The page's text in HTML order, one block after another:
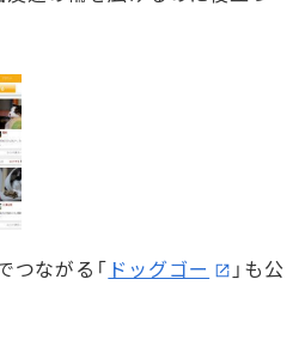
つながる「 ドッグゴー
」も公